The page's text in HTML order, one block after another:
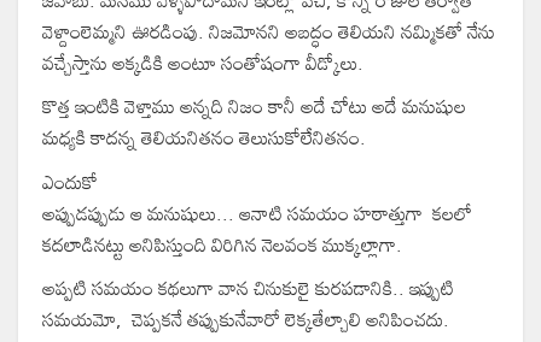
వెళ్దాంలెమ్మని ఊరడింపు. నిజమోనని అబద్ధం తెలియని నమ్మికతో నేను
వచ్చేస్తాను అక్కడికి అంటూ సంతోషంగా వీడ్కోలు.
కొత్త ఇంటికి వెళ్తాము అన్నది నిజం కానీ అదే చోటు అదే మనుషుల
మధ్యకి కాదన్న తెలియనితనం తెలుసుకోలేనితనం.
ఎందుకో
అప్పుడప్పుడు ఆ మనుషులు... ఆనాటి సమయం హఠాత్తుగా కలలో
కదలాడినట్టు అనిపిస్తుంది విరిగిన నెలవంక ముక్కల్లాగా.
అప్పటి సమయం కథలుగా వాన చినుకులై కురపడానికి.. ఇప్పుటి
సమయమో, చెప్పకనే తప్పుకునేవారో లెక్కతేల్చాలి అనిపించదు.